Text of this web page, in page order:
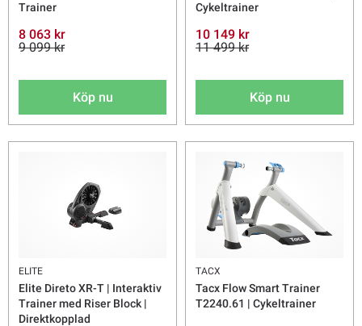
Trainer
8 063 kr
9 099 kr
Köp nu
Cykeltrainer
10 149 kr
11 499 kr
Köp nu
ELITE
Elite Direto XR-T | Interaktiv
Trainer med Riser Block |
Direktkopplad
TACX
Tacx Flow Smart Trainer
T2240.61 | Cykeltrainer